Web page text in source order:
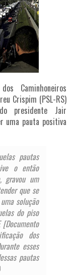
Caminhoneiros
Crispim (PSL-RS)
presidente Jair
uma pauta positiva
pautas
o então
gravou um
que se
solução
do piso
dos
esses
pautas